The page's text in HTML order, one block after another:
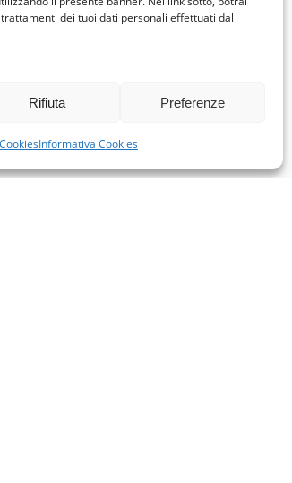
dei tuoi dati personali effettuati dal
Rifiuta Preferenze
Informativa Cookies